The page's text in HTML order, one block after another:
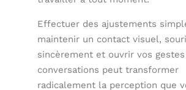
Effectuer des ajustements
maintenir un contact visuel,
sincèrement et ouvrir vos
conversations peut transformer
radicalement la perception que